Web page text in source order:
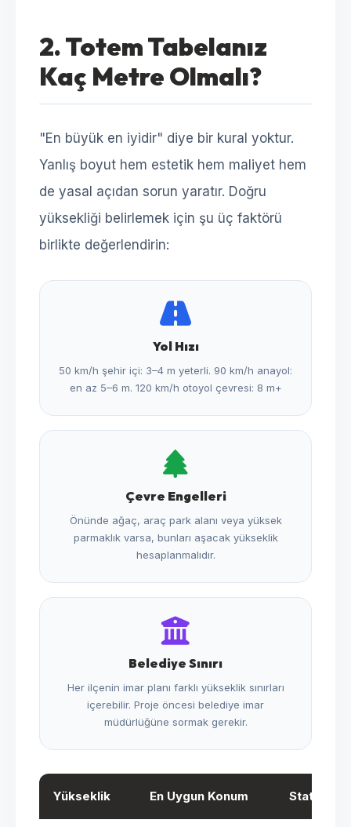
2. Totem Tabelanız
Kaç Metre Olmalı?
"En büyük en iyidir" diye bir kural yoktur.
Yanlış boyut hem estetik hem maliyet hem
de yasal açıdan sorun yaratır. Doğru
yüksekliği belirlemek için şu üç faktörü
birlikte değerlendirin:
Yol Hızı
50 km/h şehir içi: 3–4 m yeterli. 90 km/h anayol:
en az 5–6 m. 120 km/h otoyol çevresi: 8 m+
Çevre Engelleri
Önünde ağaç, araç park alanı veya yüksek
parmaklık varsa, bunları aşacak yükseklik
hesaplanmalıdır.
Belediye Sınırı
Her ilçenin imar planı farklı yükseklik sınırları
içerebilir. Proje öncesi belediye imar
müdürlüğüne sormak gerekir.
Yükseklik En Uygun Konum Statik